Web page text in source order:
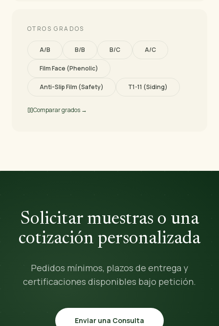
OTROS GRADOS
A/B B/B B/C A/C
Film Face (Phenolic)
Anti-Slip Film (Safety) T1-11 (Siding)
Comparar grados →
Solicitar muestras o una
cotización personalizada
Pedidos mínimos, plazos de entrega y
certificaciones disponibles bajo petición.
Enviar una Consulta